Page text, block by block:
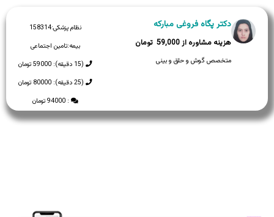
نظام پزشکی:158314
بیمه:تامین اجتماعی
(15 دقیقه): 59000 تومان
(25 دقیقه): 80000 تومان
: 94000 تومان
دکتر پگاه فروغی مبارکه
59,000
متخصص گوش و حلق و بینی